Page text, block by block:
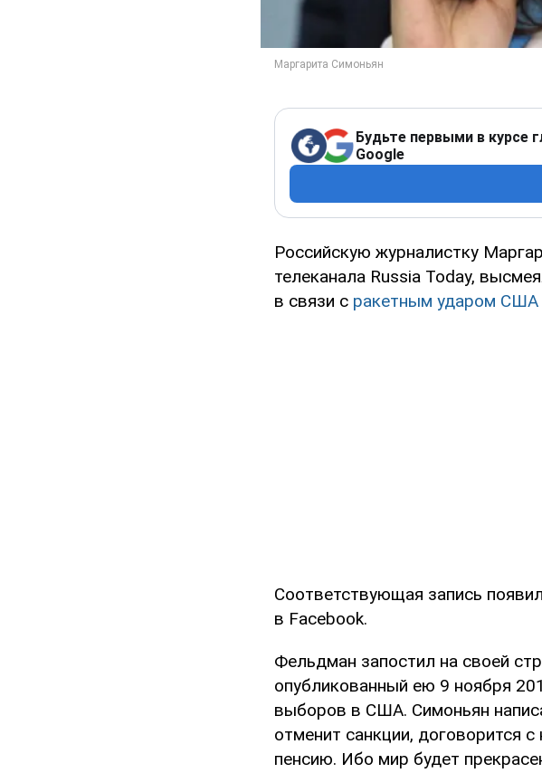
Будьте первыми в курсе
Google
Российскую журналистку
телеканала Russia Today,
в связи с ракетным ударом США
Соответствующая запись
в Facebook.
Фельдман запостил на своей
опубликованный ею 9 ноября
выборов в США. Симоньян
отменит санкции, договорится
пенсию. Ибо мир будет